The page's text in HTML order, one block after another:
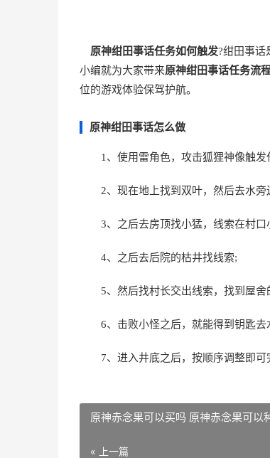
原神绀田事话任务如何触发?绀田事话
小编就为大家带来原神绀田事话任务流
位的游戏体验保驾护航。
原神绀田事话怎么做
1、使用雷角色，攻击狐狸神像触发
2、现在地上找到双叶，然后去水旁
3、之后去房顶找小猛，线索在村口
4、之后去后院的枯井找线索;
5、然后找村长交出线索，找到屋舍
6、击败小怪之后，就能得到钥匙去
7、进入井底之后，按顺序调整即可
原神赤念果可以买吗 原神赤念果可以
« 上一篇